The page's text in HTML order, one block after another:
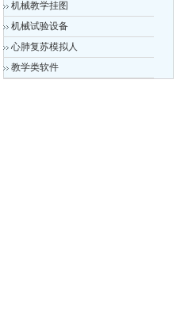
机械教学挂图
机械试验设备
心肺复苏模拟人
教学类软件